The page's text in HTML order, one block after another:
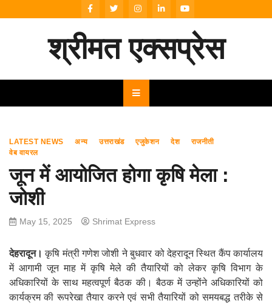
to
श्रीमत एक्सप्रेस
LATEST NEWS अन्य उत्तराखंड एजुकेशन देश
राजनीती
वेब वायरल
जून में आयोजित होगा कृषि मेला :
जोशी
May 15, 2025 Shrimat Express
देहरादून। कृषि मंत्री गणेश जोशी ने बुधवार को देहरादून स्थित कैंप कार्यालय
में आगामी जून माह में कृषि मेले की तैयारियों को लेकर कृषि विभाग के
अधिकारियों के साथ महत्वपूर्ण बैठक की। बैठक में उन्होंने अधिकारियों को
कार्यक्रम की रूपरेखा तैयार करने एवं सभी तैयारियों को समयबद्ध तरीके से